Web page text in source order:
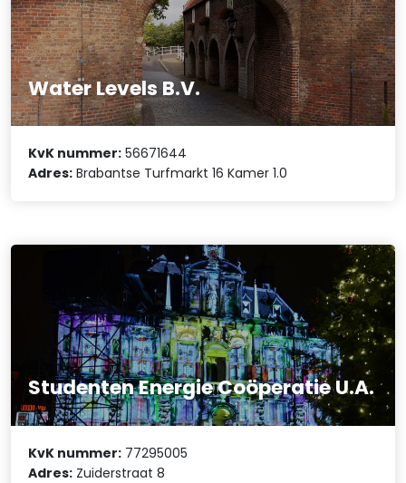
Water Levels B.V.
KvK nummer: 56671644
Adres: Brabantse Turfmarkt 16 Kamer 1.0
Studenten Energie Coöperatie U.A.
KvK nummer: 77295005
Adres: Zuiderstraat 8